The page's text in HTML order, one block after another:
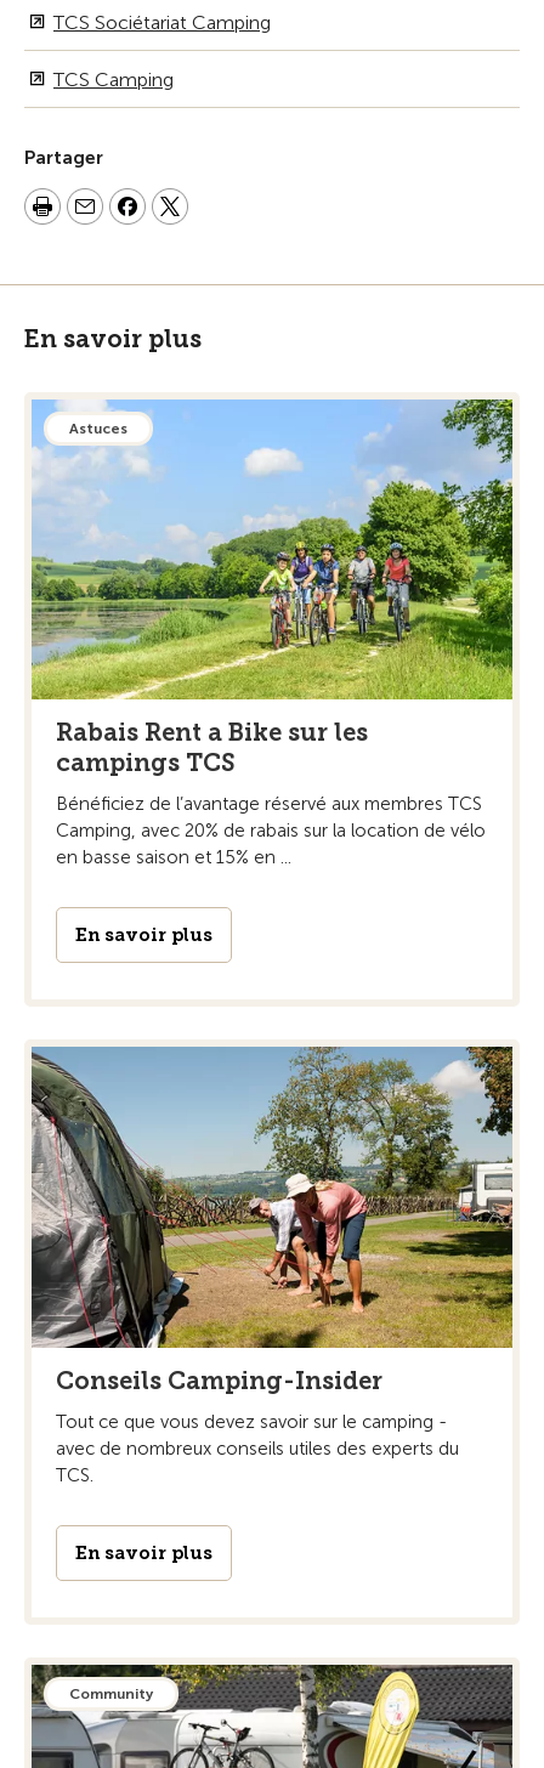
TCS Sociétariat Camping
TCS Camping
Partager
En savoir plus
Astuces
Rabais Rent a Bike sur les
campings TCS
Bénéficiez de l’avantage réservé aux membres TCS
Camping, avec 20% de rabais sur la location de vélo
en basse saison et 15% en ...
En savoir plus
Conseils Camping-Insider
Tout ce que vous devez savoir sur le camping -
avec de nombreux conseils utiles des experts du
TCS.
En savoir plus
Community